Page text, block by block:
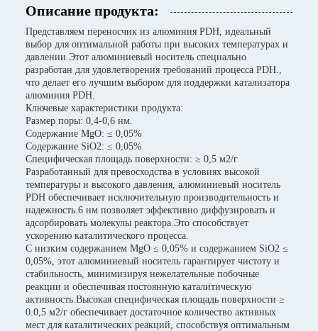
Описание продукта:
Представляем переносчик из алюминия PDH, идеальный
выбор для оптимальной работы при высоких температурах и
давлении.Этот алюминиевый носитель специально
разработан для удовлетворения требований процесса PDH.,
что делает его лучшим выбором для поддержки катализатора
алюминия PDH.
Ключевые характеристики продукта:
Размер поры: 0,4-0,6 нм.
Содержание MgO: ≤ 0,05%
Содержание SiO2: ≤ 0,05%
Специфическая площадь поверхности: ≥ 0,5 м2/г
Разработанный для превосходства в условиях высокой
температуры и высокого давления, алюминиевый носитель
PDH обеспечивает исключительную производительность и
надежность.6 нм позволяет эффективно диффузировать и
адсорбировать молекулы реактора.Это способствует
ускорению каталитического процесса.
С низким содержанием MgO ≤ 0,05% и содержанием SiO2 ≤
0,05%, этот алюминиевый носитель гарантирует чистоту и
стабильность, минимизируя нежелательные побочные
реакции и обеспечивая постоянную каталитическую
активность.Высокая специфическая площадь поверхности ≥
0.0,5 м2/г обеспечивает достаточное количество активных
мест для каталитических реакций, способствуя оптимальным